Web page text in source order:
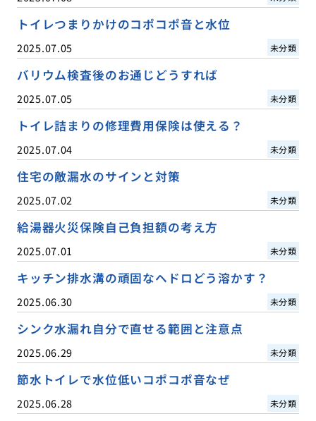
トイレつまりかけのコポコポ音と水位
2025.07.05 未分類
バリウム検査後のお通じどうすれば
2025.07.05 未分類
トイレ詰まりの修理費用保険は使える？
2025.07.04 未分類
住宅の敵漏水のサインと対策
2025.07.02 未分類
給湯器火災保険自己負担額の考え方
2025.07.01 未分類
キッチン排水溝の頑固なヘドロどう溶かす？
2025.06.30 未分類
シンク水漏れ自分で直せる範囲と注意点
2025.06.29 未分類
節水トイレで水位低いコポコポ音なぜ
2025.06.28 未分類